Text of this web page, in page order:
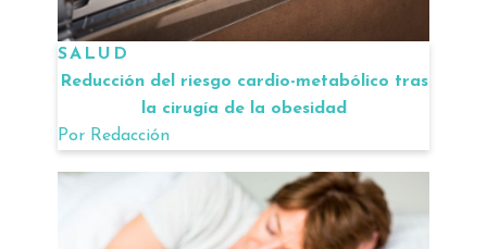
SALUD
Reducción del riesgo cardio-metabólico tras
la cirugía de la obesidad
Por Redacción